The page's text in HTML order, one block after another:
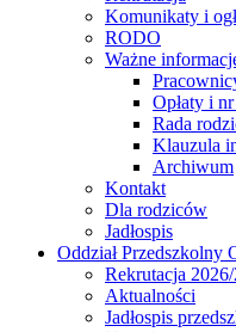
Komunikaty i
RODO
Ważne
Opłaty i
Rada
Klauzula
Archiwum
Kontakt
Dla rodziców
Jadłospis
Oddział Przedszkolny
Rekrutacja
Aktualności
Jadłospis